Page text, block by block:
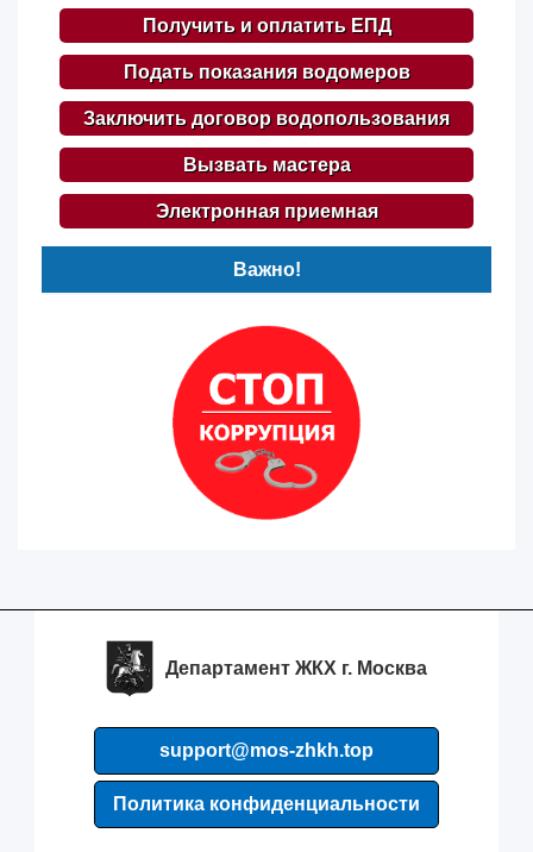
Получить и оплатить ЕПД
Подать показания водомеров
Заключить договор водопользования
Вызвать мастера
Электронная приемная
Важно!
Департамент ЖКХ г. Москва
support@mos-zhkh.top
Политика конфиденциальности